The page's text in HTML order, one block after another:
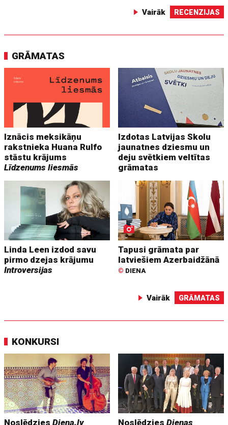
Vairāk RECENZIJAS
GRĀMATAS
Iznācis meksikāņu
rakstnieka Huana Rulfo
stāstu krājums
Līdzenums liesmās
Izdotas Latvijas Skolu
jaunatnes dziesmu un
deju svētkiem veltītas
grāmatas
Linda Leen izdod savu
pirmo dzejas krājumu
Introversijas
Tapusi grāmata par
latviešiem Azerbaidžānā
© DIENA
Vairāk GRĀMATAS
KONKURSI
NoslēdziesDiena.lv NoslēdziesDienas